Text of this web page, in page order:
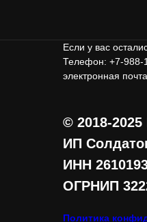
Если у вас
Телефон: +7-988-
электронная
© 2018-2025
ИП
ИНН
ОГРНИП
Политика